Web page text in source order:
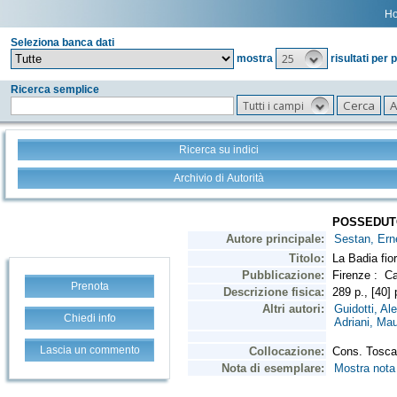
Seleziona banca dati
mostra
25 risultati per
Ricerca semplice
Tutti i campi
Ricerca su indici
Archivio di Autorità
Prenota
Chiedi info
Lascia un commento